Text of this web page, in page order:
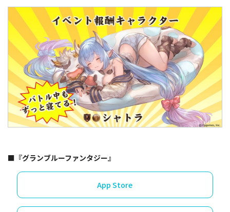
■『グランブルーファンタジー』
App Store